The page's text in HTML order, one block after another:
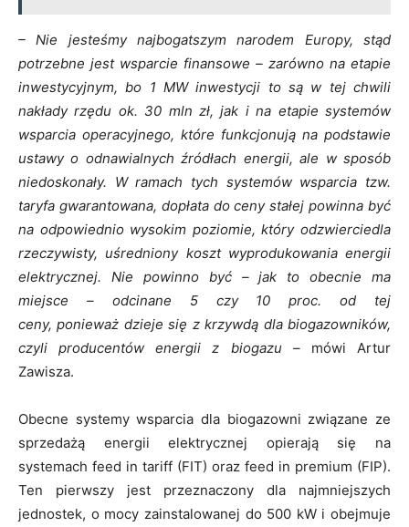
– Nie jesteśmy najbogatszym narodem Europy, stąd
potrzebne jest wsparcie finansowe – zarówno na etapie
inwestycyjnym, bo 1 MW inwestycji to są w tej chwili
nakłady rzędu ok. 30 mln zł, jak i na etapie systemów
wsparcia operacyjnego, które funkcjonują na podstawie
ustawy o odnawialnych źródłach energii, ale w sposób
niedoskonały. W ramach tych systemów wsparcia tzw.
taryfa gwarantowana, dopłata do ceny stałej powinna być
na odpowiednio wysokim poziomie, który odzwierciedla
rzeczywisty, uśredniony koszt wyprodukowania energii
elektrycznej. Nie powinno być – jak to obecnie ma
miejsce – odcinane 5 czy 10 proc. od tej
ceny, ponieważ dzieje się z krzywdą dla biogazowników,
czyli producentów energii z biogazu –mówi Artur
Zawisza.
Obecne systemy wsparcia dla biogazowni związane ze
sprzedażą energii elektrycznej opierają się na
systemach feed in tariff (FIT) oraz feed in premium (FIP).
Ten pierwszy jest przeznaczony dla najmniejszych
jednostek, o mocy zainstalowanej do 500 kW i obejmuje